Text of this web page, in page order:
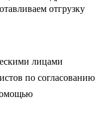
отгрузку
лицами
по согласованию